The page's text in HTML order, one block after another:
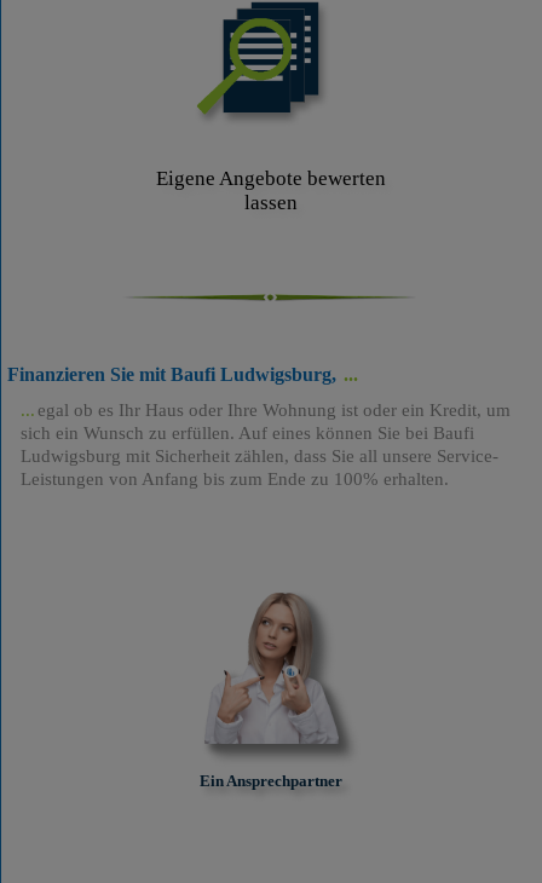
Eigene Angebote bewerten
lassen
Finanzieren Sie mit Baufi Ludwigsburg,
egal ob es Ihr Haus oder Ihre Wohnung ist oder ein Kredit, um
sich ein Wunsch zu erfüllen. Auf eines können Sie bei Baufi
Ludwigsburg mit Sicherheit zählen, dass Sie all unsere Service-
Leistungen von Anfang bis zum Ende zu 100% erhalten.
Ein Ansprechpartner